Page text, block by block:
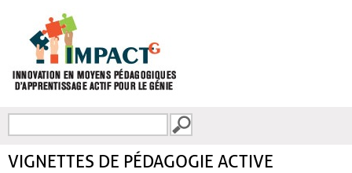
FORMULAIRE DE
VIGNETTES DE PÉDAGOGIE ACTIVE